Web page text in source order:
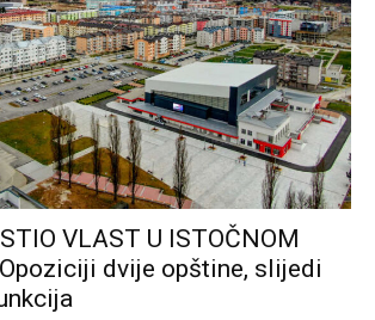
VLAST U ISTOČNOM
Opoziciji dvije opštine, slijedi